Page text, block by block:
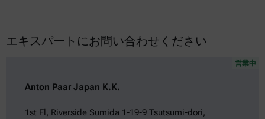
エキスパートにお問い合わせください
Anton Paar Japan K.K.
1st Fl, Riverside Sumida 1-19-9 Tsutsumi-dori,
営業中